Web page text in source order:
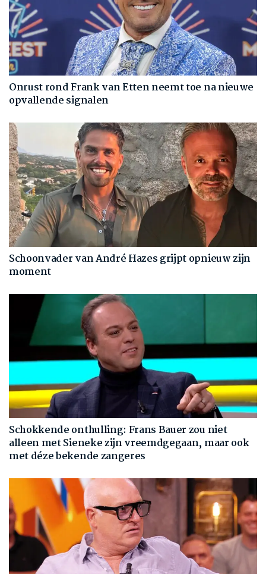
Onrust rond Frank van Etten neemt toe na nieuwe
opvallende signalen
Schoonvader van André Hazes grijpt opnieuw zijn
moment
Schokkende onthulling: Frans Bauer zou niet
alleen met Sieneke zijn vreemdgegaan, maar ook
met déze bekende zangeres